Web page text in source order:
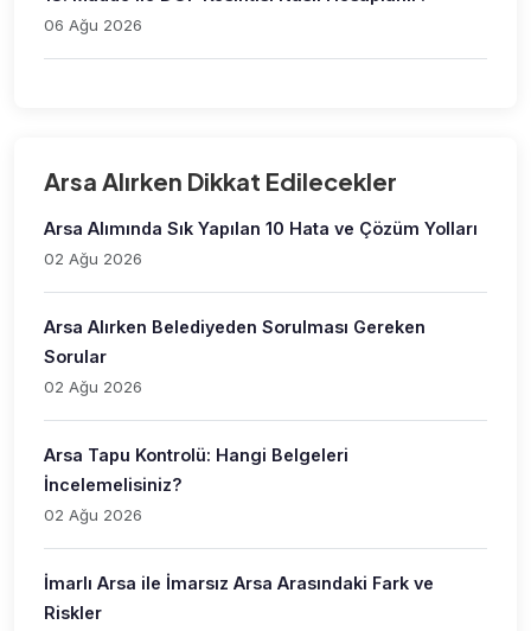
06 Ağu 2026
Arsa Alırken Dikkat Edilecekler
Arsa Alımında Sık Yapılan 10 Hata ve Çözüm Yolları
02 Ağu 2026
Arsa Alırken Belediyeden Sorulması Gereken
Sorular
02 Ağu 2026
Arsa Tapu Kontrolü: Hangi Belgeleri
İncelemelisiniz?
02 Ağu 2026
İmarlı Arsa ile İmarsız Arsa Arasındaki Fark ve
Riskler